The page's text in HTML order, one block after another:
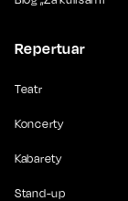
Repertuar
Teatr
Koncerty
Kabarety
Stand-up